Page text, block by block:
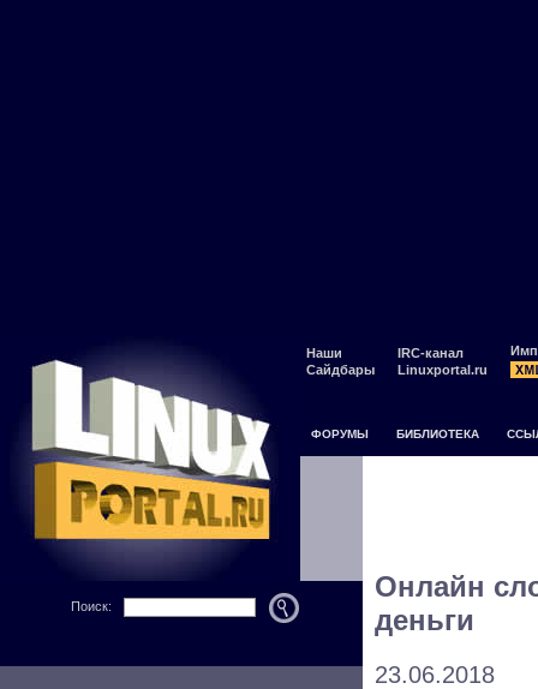
Наши
Сайдбары
IRC-канал
Linuxportal.ru
ФОРУМЫ БИБЛИОТЕКА
Поиск:
Онлайн
деньги
23.06.2018